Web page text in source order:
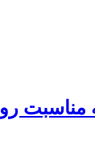
روز